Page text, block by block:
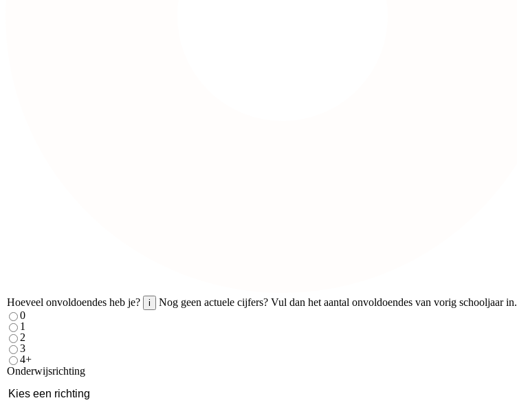
Hoeveel onvoldoendes heb je? i
Nog geen actuele cijfers? Vul dan het aantal onvoldoendes van vorig schooljaar in.
0
1
2
3
4+
Onderwijsrichting